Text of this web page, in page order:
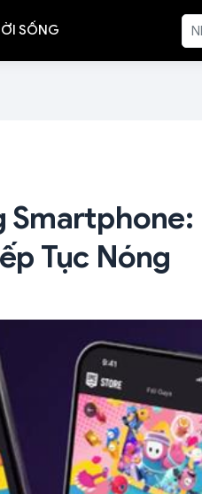
SỐNG
Smartphone:
Tục Nóng